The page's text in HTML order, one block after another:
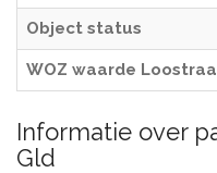
Object status
WOZ waarde
Informatie over
Gld